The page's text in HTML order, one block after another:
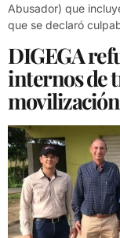
Abusador) que
que se declaró
DIGEGA
internos de
movilización